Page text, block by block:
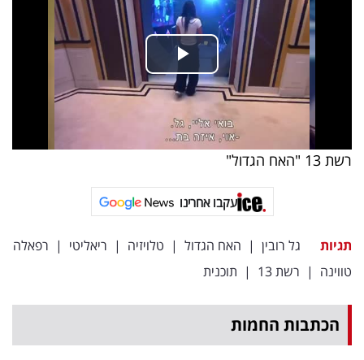
רשת 13 "האח הגדול"
עקבו אחרינו
תגיות גל רובין | האח הגדול | טלויזיה | ריאליטי | רפאלה
טווינה | רשת 13 | תוכנית
הכתבות החמות